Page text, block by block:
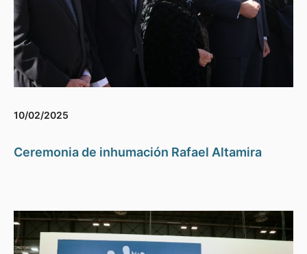
10/02/2025
Ceremonia de inhumación Rafael Altamira